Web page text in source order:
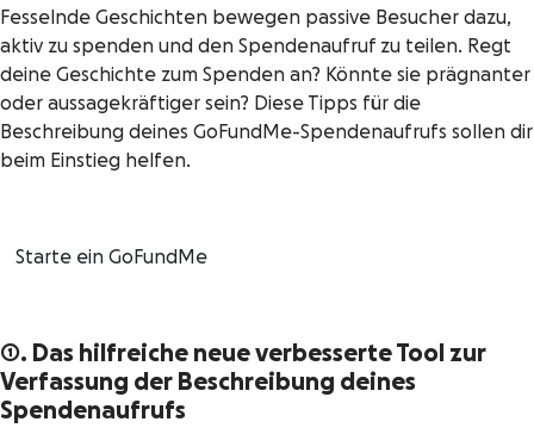
Fesselnde Geschichten bewegen passive Besucher dazu,
aktiv zu spenden und den Spendenaufruf zu teilen. Regt
deine Geschichte zum Spenden an? Könnte sie prägnanter
oder aussagekräftiger sein? Diese Tipps für die
Beschreibung deines GoFundMe-Spendenaufrufs sollen dir
beim Einstieg helfen.
Starte ein GoFundMe
1. Das hilfreiche neue verbesserte Tool zur
Verfassung der Beschreibung deines
Spendenaufrufs